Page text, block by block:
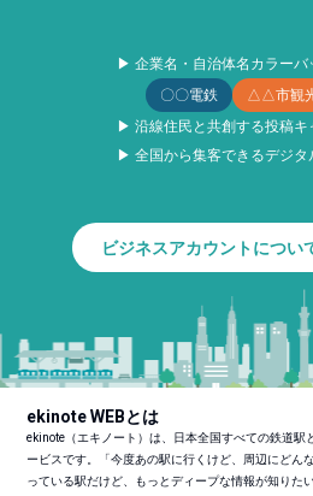
▶ 企業名・自治体名カラーバ
〇〇電鉄
△△市観
▶ 沿線住民と共創する投稿キ
▶ 全国から集客できるデジタ
ビジネスアカウントについ
ekinote WEBとは
ekinote（エキノート）は、日本全国すべての鉄道駅
ービスです。「今度あの駅に行くけど、周辺にどん
っている駅だけど、もっとディープな情報が知りた